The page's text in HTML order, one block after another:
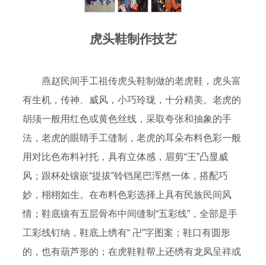
虎头鞋制作技艺
燕赵民间手工祖传虎头鞋制做的老虎鞋，虎头富
有生机，传神、威风，小巧玲珑，十分精美。老虎的
胡须一般用红色或黄色丝线，采取夸张和抽象的手
法，老虎的眼睛手工缝制，老虎的耳朵布料色彩一般
用对比色布料衬托，具有立体感，眉剪“王”凸显威
风；跟杯处镶嵌“提拔”铃铛尾巴浑然一体，搭配巧
妙，栩栩如生。在布料色彩选择上具有民族民间风
情；鞋底镶有五层骨布中间缝制“五彩线”，全部是手
工彩线钉纳，鞋底上绣有“ 卍”字图案；鞋口有圆形
的，也有葫芦形的；在虎鞋鞋帮上还绣有龙凤呈祥或